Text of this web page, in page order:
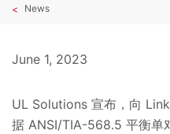
News
June 1, 2023
UL Solutions 宣布，向
据 ANSI/TIA-568.5 平衡单